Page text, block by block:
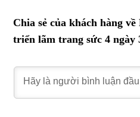
Chia sẻ của khách hàng
triển lãm trang sức 4 ngày